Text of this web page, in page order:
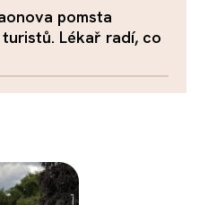
pomsta
Lékař radí, co